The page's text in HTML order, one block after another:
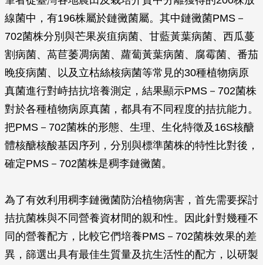
線菌中，有196株屬於鏈黴菌屬。其中鏈黴菌PMS－
702菌株分別與芒果炭疽病菌、甘藍黃葉病菌、西瓜蔓
割病菌、萵苣萎凋病菌、蘿蔔黃葉病菌、腐霉菌、番茄
晚疫病菌、以及立枯絲核病菌等常見的30種植物病原
真菌進行對峙拮抗培養測定，結果顯示PMS－702菌株
對於各種植物病原真菌，都具有不同程度的拮抗能力。
把PMS－702菌株的形態、生理、生化特徵及16S核醣
體核醣核酸基因序列，分別與標準菌株的特性比對後，
確定PMS－702菌株是稠李鏈黴菌。
為了有效利用稠李鏈黴菌防治植物病害，首先需要探討
拮抗菌株與不同營養資材間的親和性。因此針對幾種不
同的營養配方，比較它們培養PMS－702菌株效果的差
異，篩選出具有最佳生質量及抗生活性的配方，以研製